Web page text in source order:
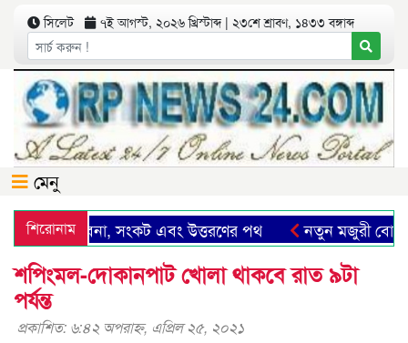
সিলেট ৭ই আগস্ট, ২০২৬ খ্রিস্টাব্দ | ২৩শে শ্রাবণ, ১৪৩৩ বঙ্গাব্দ
মেনু
শিরোনাম
সম্ভাবনা, সংকট এবং উত্তরণের পথ নতুন মজুরী বোর্ড
শপিংমল-দোকানপাট খোলা থাকবে রাত ৯টা
পর্যন্ত
প্রকাশিত: ৬:৪২ অপরাহ্ণ, এপ্রিল ২৫, ২০২১